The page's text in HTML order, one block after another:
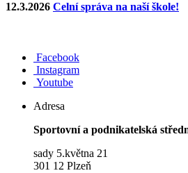
12.3.2026 Celní správa na naší škole!
Facebook
Instagram
Youtube
Adresa
Sportovní a podnikatelská
sady 5.května 21
301 12 Plzeň